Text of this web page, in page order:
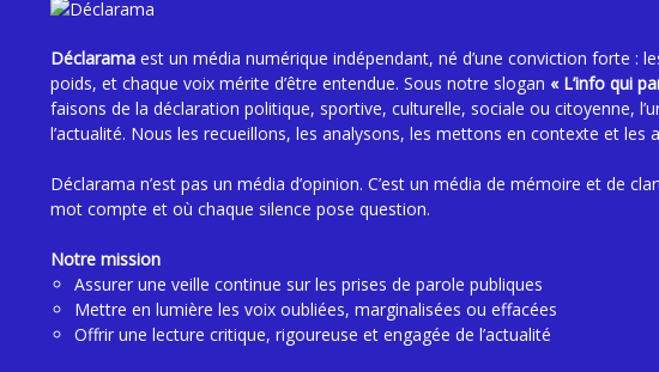
Déclarama est un média numérique indépendant, né d’une conviction forte :
poids, et chaque voix mérite d’être entendue. Sous notre slogan « L’info qui
faisons de la déclaration politique, sportive, culturelle, sociale ou citoyenne,
l’actualité. Nous les recueillons, les analysons, les mettons en contexte et les
Déclarama n’est pas un média d’opinion. C’est un média de mémoire et de
mot compte et où chaque silence pose question.
Notre mission
Assurer une veille continue sur les prises de parole publiques
Mettre en lumière les voix oubliées, marginalisées ou effacées
Offrir une lecture critique, rigoureuse et engagée de l’actualité